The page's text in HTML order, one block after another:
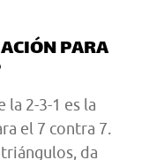
PARA
la 2-3-1 es la
el 7 contra 7.
da